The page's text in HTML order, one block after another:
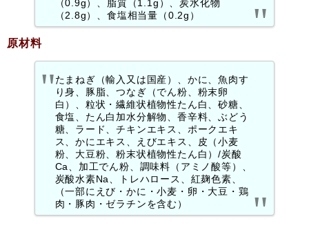
（0.9g）、脂質（1.1g）、炭水化物
（2.8g）、食塩相当量（0.2g）
原材料
たまねぎ（輸入又は国産）、かに、魚肉す
り身、豚脂、つなぎ（でん粉、粉末卵
白）、粒状・繊維状植物性たん白、砂糖、
食塩、たん白加水分解物、香辛料、ぶどう
糖、ラード、チキンエキス、ポークエキ
ス、かにエキス、えびエキス、皮（小麦
粉、大豆粉、粉末状植物性たん白）/炭酸
Ca、加工でん粉、調味料（アミノ酸等）、
炭酸水素Na、トレハロース、紅麹色素、
（一部にえび・かに・小麦・卵・大豆・鶏
肉・豚肉・ゼラチンを含む）